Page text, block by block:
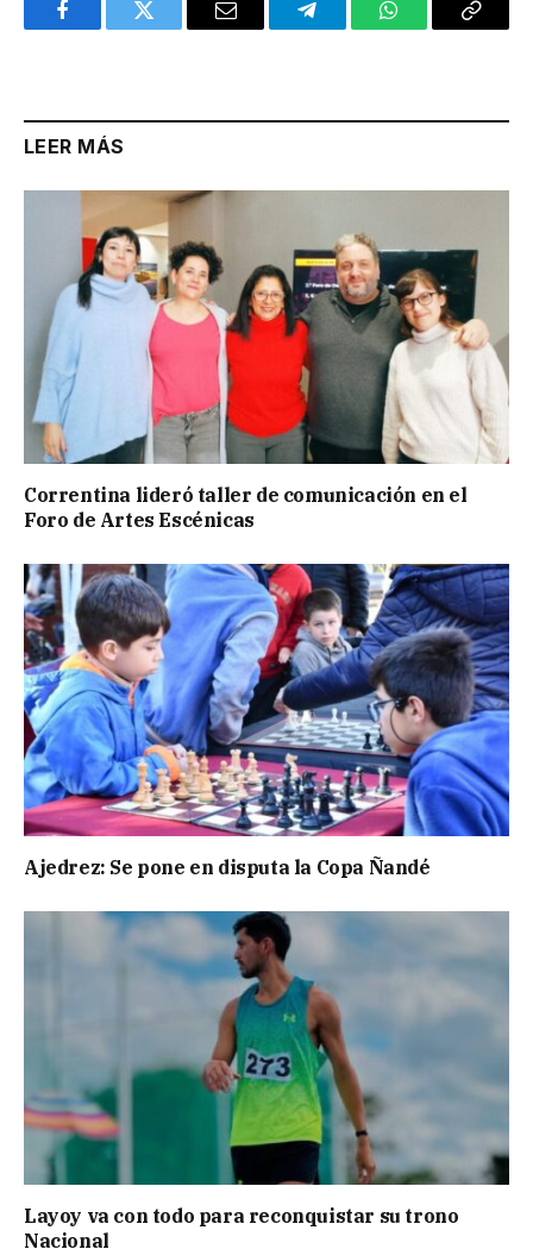
FacebookTwitter Email TelegramWhatsAppCopy
LEER MÁS
Correntina lideró taller de comunicación en el
Foro de Artes Escénicas
Ajedrez: Se pone en disputa la Copa Ñandé
Layoy va con todo para reconquistar su trono
Nacional